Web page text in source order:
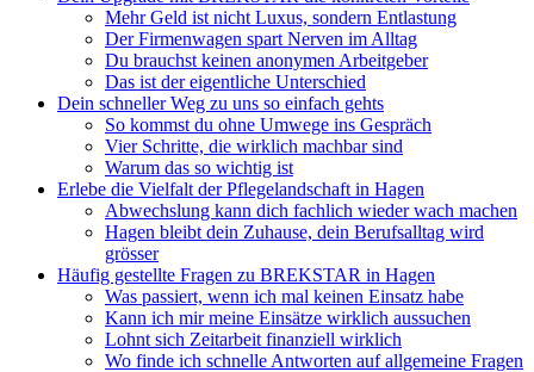
Mehr Geld ist nicht Luxus, sondern Entlastung
Der Firmenwagen spart Nerven im Alltag
Du brauchst keinen anonymen Arbeitgeber
Das ist der eigentliche Unterschied
Dein schneller Weg zu uns so einfach gehts
So kommst du ohne Umwege ins Gespräch
Vier Schritte, die wirklich machbar sind
Warum das so wichtig ist
Erlebe die Vielfalt der Pflegelandschaft in Hagen
Abwechslung kann dich fachlich wieder wach machen
Hagen bleibt dein Zuhause, dein Berufsalltag wird
grösser
Häufig gestellte Fragen zu BREKSTAR in Hagen
Was passiert, wenn ich mal keinen Einsatz habe
Kann ich mir meine Einsätze wirklich aussuchen
Lohnt sich Zeitarbeit finanziell wirklich
Wo finde ich schnelle Antworten auf allgemeine Fragen